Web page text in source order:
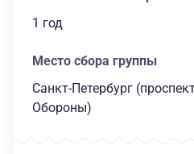
1 год
Место сбора группы
Санкт-Петербург
Обороны)